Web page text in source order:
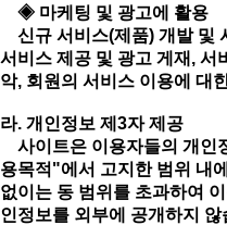
◈ 마케팅 및 광고에 활용
신규 서비스(제품) 개발 및
서비스 제공 및 광고 게재, 서
악, 회원의 서비스 이용에 대
라. 개인정보 제3자 제공
사이트은 이용자들의 개인
용목적"에서 고지한 범위 내
없이는 동 범위를 초과하여
인정보를 외부에 공개하지 않